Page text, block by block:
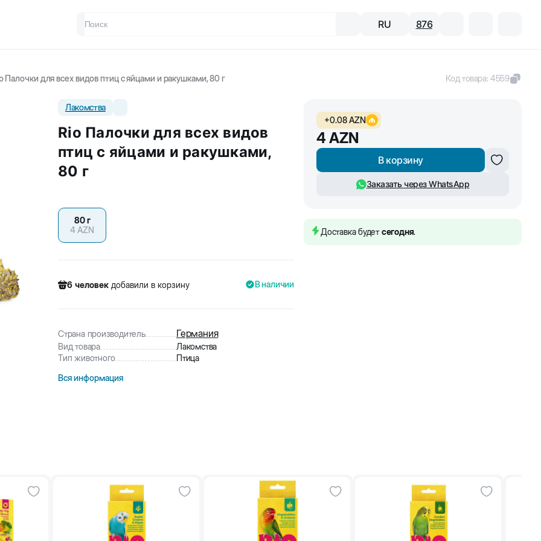
RU 876
Палочки для всех видов птиц с яйцами и ракушками, 80 г Код товара:4559
Лакомства
Rio Палочки для всех видов
птиц с яйцами и ракушками,
80 г
6 человек добавили в корзину
добавили в корзину
В наличии
80 г
4AZN
Страна производитель Германия
Вид товара
Лакомства
Тип животного
Птица
Вся информация
+0.08AZN
4 AZN
В корзину
Заказать через WhatsApp
Доставка будетсегодня.